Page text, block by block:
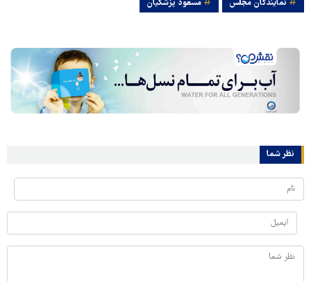
نمایندگان مجلس مسعود پزشکیان
نظر شما